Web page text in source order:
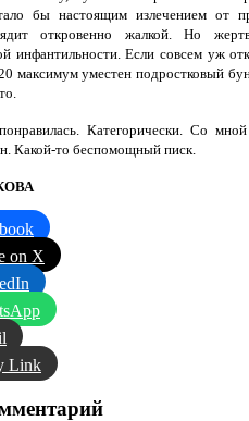
бы настоящим излечением от
откровенно жалкой. Но
инфантильности. Если совсем уж
максимум уместен подростковый
Категорически. Со мной
Какой-то беспомощный писк.
on X
Link